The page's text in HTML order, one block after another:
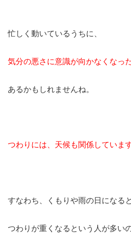
忙しく動いているうちに、
気分の悪さに意識が向かなくなっ
あるかもしれませんね。
つわりには、天候も関係しています
すなわち、くもりや雨の日になると
つわりが重くなるという人が多い